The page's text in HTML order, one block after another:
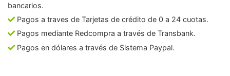
bancarios.
Pagos a traves de Tarjetas de crédito de 0 a 24 cuotas.
Pagos mediante Redcompra a través de Transbank.
Pagos en dólares a través de Sistema Paypal.